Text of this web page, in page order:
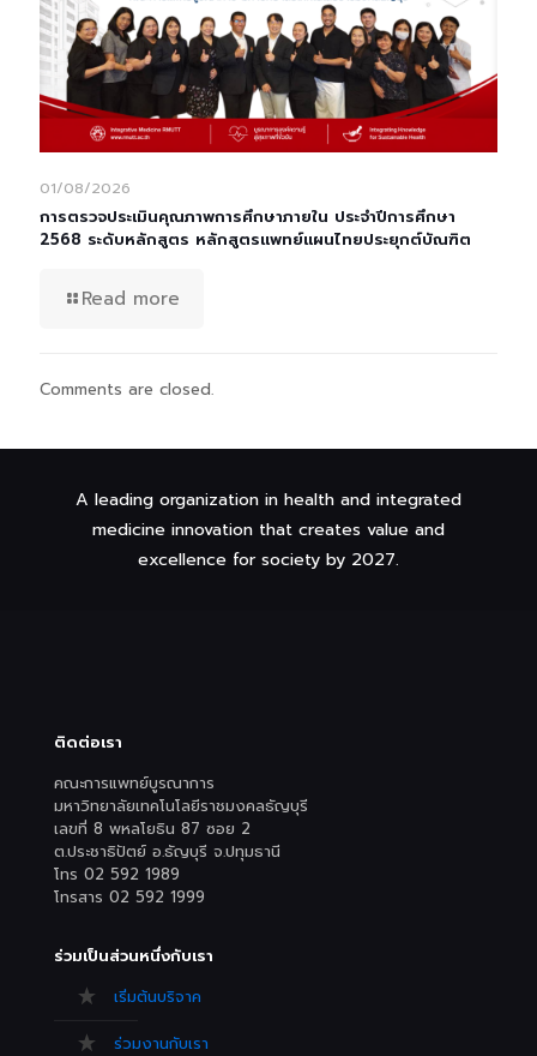
01/08/2026
การตรวจประเมินคุณภาพการศึกษาภายใน ประจำปีการศึกษา
2568 ระดับหลักสูตร หลักสูตรแพทย์แผนไทยประยุกต์บัณฑิต
Read more
Comments are closed.
A leading organization in health and integrated
medicine innovation that creates value and
excellence for society by 2027.
ติดต่อเรา
คณะการแพทย์บูรณาการ
มหาวิทยาลัยเทคโนโลยีราชมงคลธัญบุรี
เลขที่ 8 พหลโยธิน 87 ซอย 2
ต.ประชาธิปัตย์ อ.ธัญบุรี จ.ปทุมธานี
โทร 02 592 1989
โทรสาร 02 592 1999
ร่วมเป็นส่วนหนึ่งกับเรา
เริ่มต้นบริจาค
ร่วมงานกับเรา